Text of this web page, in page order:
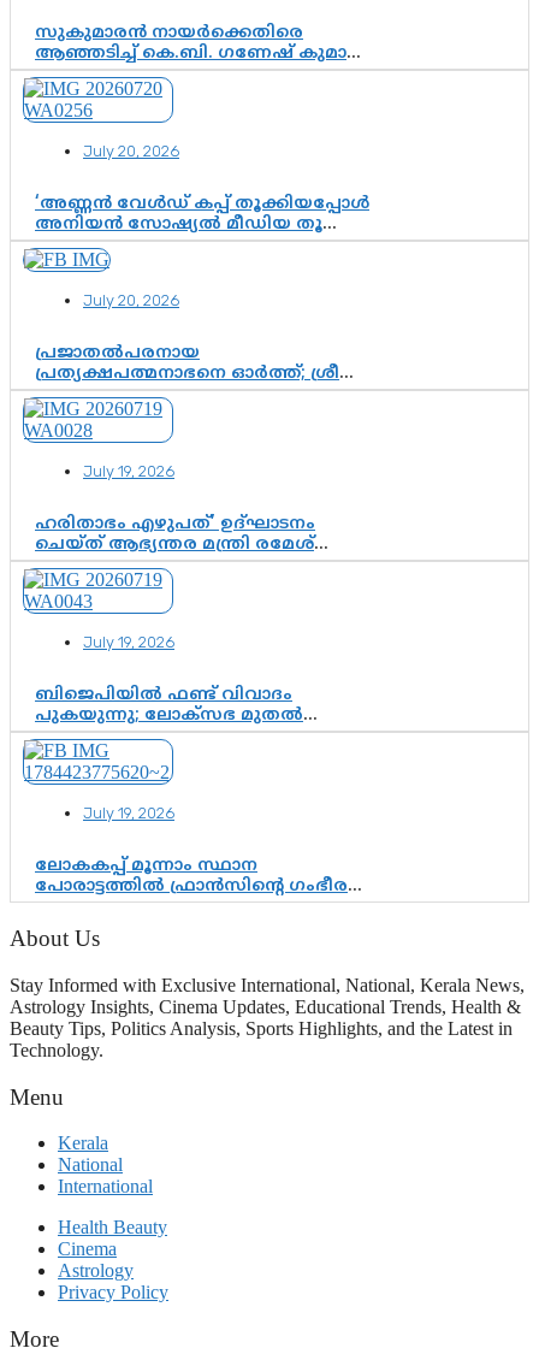
സുകുമാരൻ നായർക്കെതിരെ
ആഞ്ഞടിച്ച് കെ.ബി. ഗണേഷ് കുമാർ,
വി.ഡി. സതീശന് പൂർണ പിന്തുണ
July 20, 2026
‘അണ്ണൻ വേൾഡ് കപ്പ് തൂക്കിയപ്പോൾ
അനിയൻ സോഷ്യൽ മീഡിയ തൂക്കി’;
ലാമിൻ യമാലിന്റെ
കിരീടധാരണത്തിനിടെ
ചുണക്കുട്ടൻ
July 20, 2026
പ്രജാതൽപരനായ
പ്രത്യക്ഷപത്മനാഭനെ ഓർത്ത്; ശ്രീ
ചിത്തിര തിരുനാൾ മഹാരാജാവിന്റെ
35-ാം നാടുനീങ്ങൽ ദിനം ഇന്ന്
July 19, 2026
ഹരിതാഭം എഴുപത്’ ഉദ്ഘാടനം
ചെയ്ത് ആഭ്യന്തര മന്ത്രി രമേശ്
ചെന്നിത്തല; ആർ. ഹരികുമാറിന്റെ
സപ്തതി ആഘോഷങ്ങൾക്ക്
പ്രൗഢമായ തുടക്കം
July 19, 2026
ബിജെപിയിൽ ഫണ്ട് വിവാദം
പുകയുന്നു; ലോക്സഭ മുതൽ
നിയമസഭ വരെ 140 മണ്ഡലങ്ങളിലെ
ഫണ്ട് വിനിയോഗം
പരിശോധിക്കുമോ? കേന്ദ്രത്തിനും
ഘടകത്തോട് അതൃപ്തി
July 19, 2026
ലോകകപ്പ് മൂന്നാം സ്ഥാന
പോരാട്ടത്തിൽ ഫ്രാൻസിന്റെ ഗംഭീര
തിരിച്ചുവരവ്; ഗോൾവേട്ടയിൽ
മെസ്സിയെ മറികടന്ന് എംബാപ്പെ
About Us
Stay Informed with Exclusive International, National, Kerala News,
Astrology Insights, Cinema Updates, Educational Trends, Health &
Beauty Tips, Politics Analysis, Sports Highlights, and the Latest in
Technology.
Menu
Kerala
National
International
Health Beauty
Cinema
Astrology
Privacy Policy
More